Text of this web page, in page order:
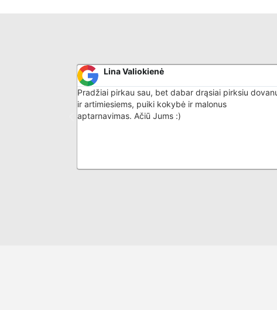
Donatas G
Puikiai išmano savo darbą, nuostabus aptarnavimas